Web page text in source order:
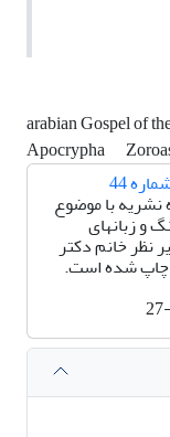
arabian Gospel of
Apocrypha
نشریه با موضوع
و زبانهای
نظر خانم دکتر
شده است.